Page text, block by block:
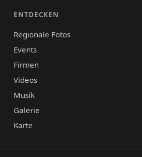
ENTDECKEN
Regionale Fotos
Events
Firmen
Videos
Musik
Galerie
Karte